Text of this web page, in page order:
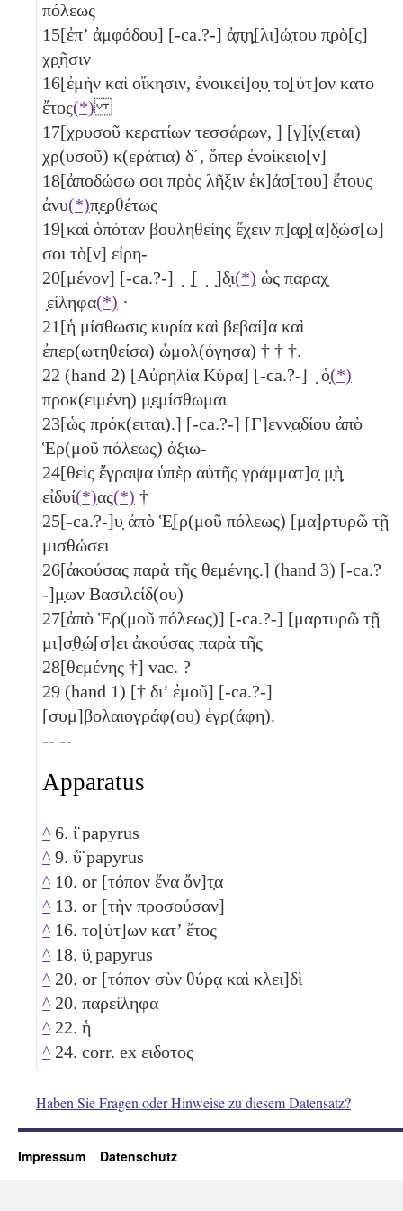
πόλεως
15[ἐπ’ ἀμφόδου] [-ca.?-] ἀ̣π̣η̣[λι]ώ̣του π̣ρὸ[ς]
χρ̣ῆσιν
16[ἐμὴν καὶ οἴκησιν, ἐνοικεί]ο̣υ̣ το̣[ύτ]ον κατο
ἔτος(*)
17[χρυσοῦ κερατίων τεσσάρων, ] [γ]ί̣ν̣(εται)
χρ(υσοῦ) κ(εράτια) δ´, ὅπερ ἐνοίκειο[ν]
18[ἀποδώσω σοι πρὸς λῆξιν ἑκ]άσ[του] ἔτους
ἀνυ(*)π̣ε̣ρθέτως
19[καὶ ὁπόταν βουληθείης ἔχειν π]α̣ρ̣[α]δ̣ώσ[ω]
σοι τὸ[ν] εἰρη-
20[μένον] [-ca.?-] ̣ ̣[ ̣ ̣]δ̣ι(*) ὡς παραχ̣
̣είληφα(*) ·
21[ἡ μίσθωσις κυρία καὶ βεβαί]α καὶ
ἐπερ(ωτηθείσα) ὡμολ(όγησα) † † †.
22 (hand 2) [Αὐρηλία Κύρα] [-ca.?-] ̣ ὁ̣(*)
προκ(ειμένη) μ̣ε̣μίσθωμαι
23[ὡς πρόκ(ειται).] [-ca.?-] [Γ]ενν̣α̣δίου ἀπὸ
Ἑρ(μοῦ πόλεως) ἀξιω-
24[θεὶς ἔγραψα ὑπὲρ αὐτῆς γράμματ]α̣ μ̣ὴ̣
εἰδυί(*)ας(*) †
25[-ca.?-]υ̣ ἀπὸ Ἑ̣[ρ(μοῦ πόλεως) [μα]ρτυρῶ τῇ
μισθώσει
26[ἀκούσας παρὰ τῆς θεμένης.] (hand 3) [-ca.?
-]μ̣ων Βασιλείδ(ου)
27[ἀπὸ Ἑρ(μοῦ πόλεως)] [-ca.?-] [μαρτυρῶ τῇ
μι]σ̣θ̣ώ̣[σ]ει ἀκούσας παρὰ τῆς
28[θεμένης †] vac. ?
29 (hand 1) [† δι’ ἐμοῦ] [-ca.?-]
[συμ]βολαιογράφ(ου) ἐγρ(άφη).
-- --
Apparatus
^ 6. ί̈ papyrus
^ 9. ὑ̈ papyrus
^ 10. or [τόπον ἕνα ὄν]τ̣α
^ 13. or [τὴν προσούσαν]
^ 16. το[ύτ]ων κατ’ ἔτος
^ 18. ϋ̣ papyrus
^ 20. or [τόπον σὺν θύρᾳ καὶ κλει]δὶ
^ 20. παρείληφα
^ 22. ἡ
^ 24. corr. ex ειδοτος
Haben Sie Fragen oder Hinweise zu diesem Datensatz?
Impressum Datenschutz